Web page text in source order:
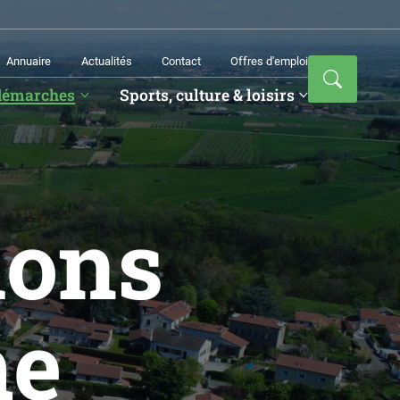
Sports, culture & loisirs
Annuaire Actualités Contact Offres d'emploi